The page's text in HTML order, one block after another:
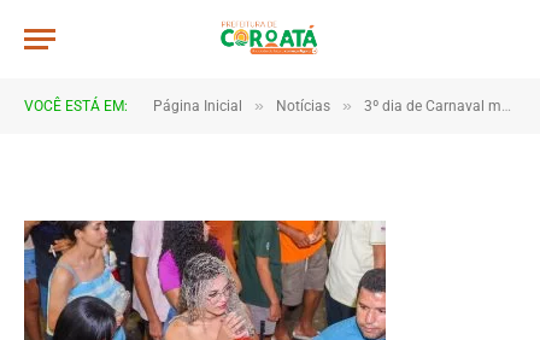
VOCÊ ESTÁ EM: Página Inicial » Notícias » 3º dia de Carnaval mantém clima de festa em Coroatá
JWR_9774